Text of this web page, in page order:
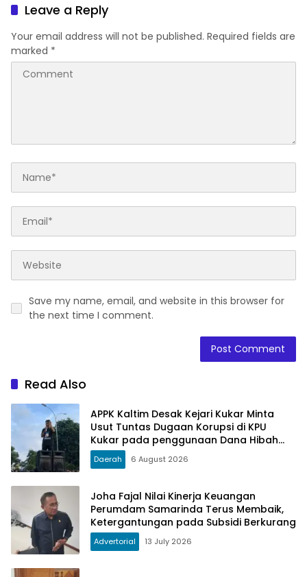
Leave a Reply
Your email address will not be published. Required fields are
marked *
Save my name, email, and website in this browser for
the next time I comment.
Read Also
APPK Kaltim Desak Kejari Kukar Minta
Usut Tuntas Dugaan Korupsi di KPU
Kukar pada penggunaan Dana Hibah
PSU Kukar Tahun 2025
Daerah 6 August 2026
Joha Fajal Nilai Kinerja Keuangan
Perumdam Samarinda Terus Membaik,
Ketergantungan pada Subsidi Berkurang
Advertorial 13 July 2026